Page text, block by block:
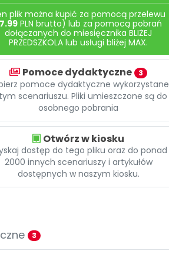
plik można kupić za pomocą przelewu
7.99PLN brutto) lub za pomocą pobrań
dołączanych do miesięcznika BLIŻEJ
PRZEDSZKOLA lub usługi bliżej MAX.
Pomoce dydaktyczne 3
pomoce dydaktyczne wykorzystane
scenariuszu. Pliki umieszczone są do
osobnego pobrania
Otwórz w kiosku
dostęp do tego pliku oraz do ponad
2000 innych scenariuszy i artykułów
dostępnych w naszym kiosku.
3